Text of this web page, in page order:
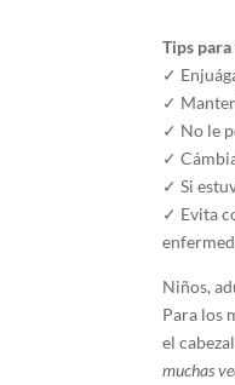
Tips
✓
✓
✓ No le
✓
✓ Si
✓ Evita
Niños,
Para los
el
muchas